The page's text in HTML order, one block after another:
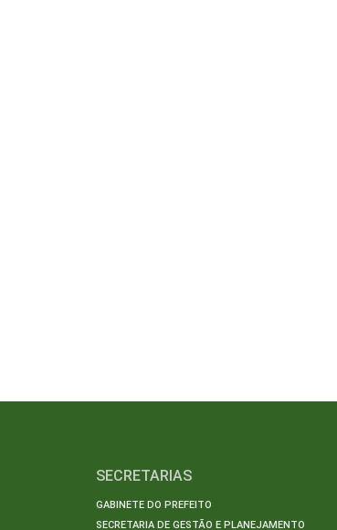
SECRETARIAS
GABINETE DO PREFEITO
SECRETARIA DE GESTÃO E PLANEJAMENTO